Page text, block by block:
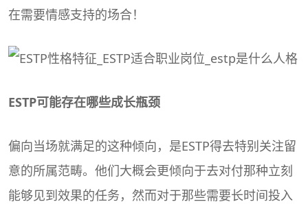
在需要情感支持的场合！
ESTP可能存在哪些成长瓶颈
偏向当场就满足的这种倾向，是ESTP得去特别关注留
意的所属范畴。他们大概会更倾向于去对付那种立刻
能够见到效果的任务，然而对于那些需要长时间投入